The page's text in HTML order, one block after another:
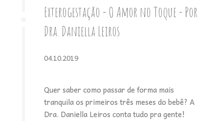
Exterogestação - O Amor no Toque - Por
Dra. Daniella Leiros
04.10.2019
Quer saber como passar de forma mais
tranquila os primeiros três meses do bebê? A
Dra. Daniella Leiros conta tudo pra gente!